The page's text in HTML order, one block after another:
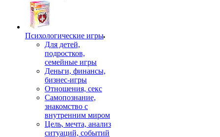
Психологические игры
Для детей,
подростков,
семейные игры
Деньги, финансы,
бизнес-игры
Отношения, секс
Самопознание,
знакомство с
внутренним миром
Цель, мечта, анализ
ситуаций, событий